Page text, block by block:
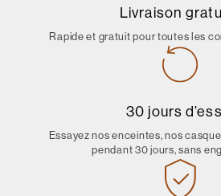
Livraison
Rapide et gratuit pour toutes les
30 jours
Essayez nos enceintes, nos
pendant 30 jours, sans